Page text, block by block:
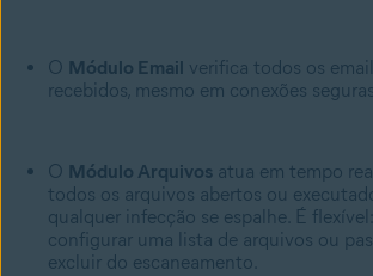
O Módulo Email verifica todos os
recebidos, mesmo em conexões
O Módulo Arquivos atua em tempo
todos os arquivos abertos ou
qualquer infecção se espalhe. É
configurar uma lista de arquivos ou
excluir do escaneamento.